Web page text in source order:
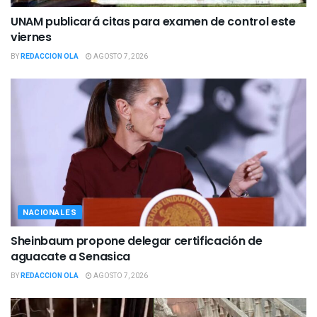
UNAM publicará citas para examen de control este
viernes
BYREDACCION OLA AGOSTO 7, 2026
NACIONALES
Sheinbaum propone delegar certificación de
aguacate a Senasica
BYREDACCION OLA AGOSTO 7, 2026